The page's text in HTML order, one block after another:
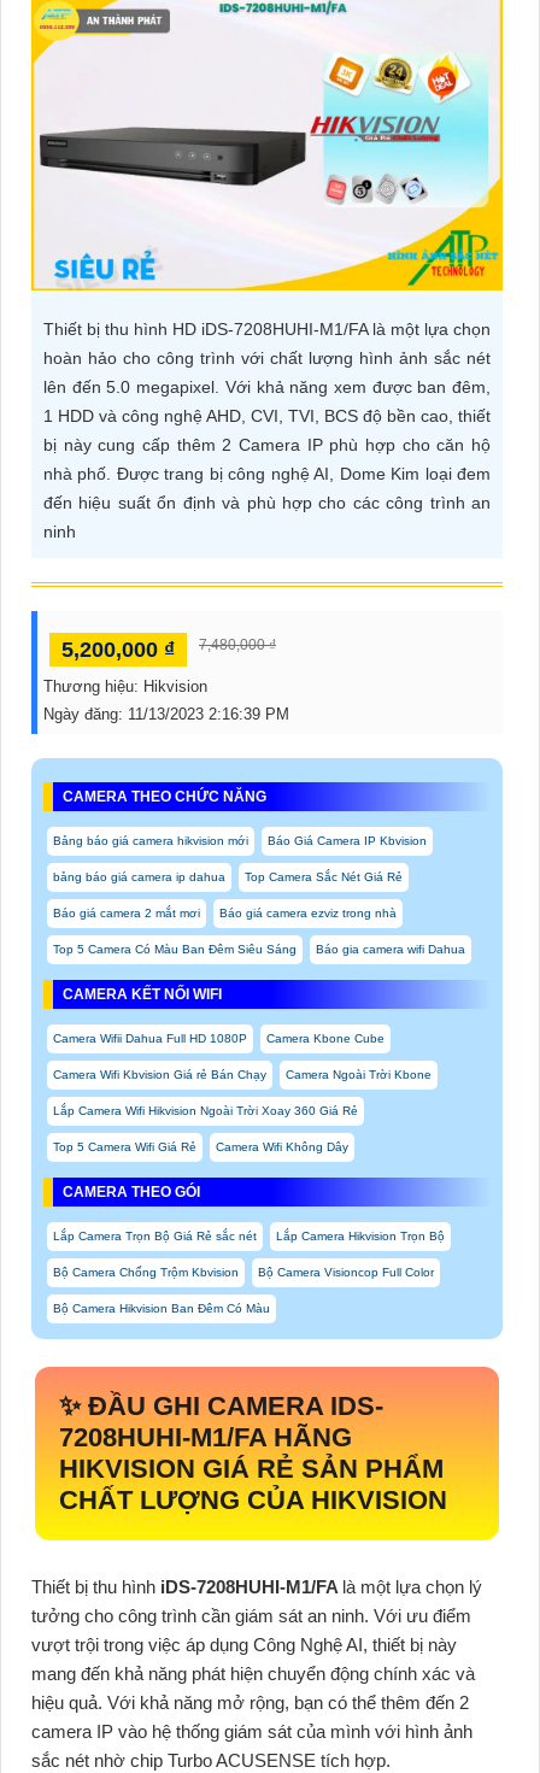
ĐẶT
KIỆN
CAMERA
DỊCH
VỤ
Thiết bị thu hình HD iDS-7208HUHI-M1/FA là một lựa chọn
hoàn hảo cho công trình với chất lượng hình ảnh sắc nét
lên đến 5.0 megapixel. Với khả năng xem được ban đêm,
1 HDD và công nghệ AHD, CVI, TVI, BCS độ bền cao, thiết
bị này cung cấp thêm 2 Camera IP phù hợp cho căn hộ
nhà phố. Được trang bị công nghệ AI, Dome Kim loại đem
đến hiệu suất ổn định và phù hợp cho các công trình an
ninh
5,200,000 ₫ 7,480,000 ₫
Thương hiệu: Hikvision
Ngày đăng: 11/13/2023 2:16:39 PM
CAMERA THEO CHỨC NĂNG
Bảng báo giá camera hikvision mới Báo Giá Camera IP Kbvision
bảng báo giá camera ip dahua Top Camera Sắc Nét Giá Rẻ
Báo giá camera 2 mắt mơi Báo giá camera ezviz trong nhà
Top 5 Camera Có Màu Ban Đêm Siêu Sáng Báo gia camera wifi Dahua
CAMERA KẾT NỐI WIFI
Camera Wifii Dahua Full HD 1080P Camera Kbone Cube
Camera Wifi Kbvision Giá rẻ Bán Chạy Camera Ngoài Trời Kbone
Lắp Camera Wifi Hikvision Ngoài Trời Xoay 360 Giá Rẻ
Top 5 Camera Wifi Giá Rẻ Camera Wifi Không Dây
CAMERA THEO GÓI
Lắp Camera Trọn Bộ Giá Rẻ sắc nét Lắp Camera Hikvision Trọn Bộ
Bộ Camera Chống Trộm Kbvision Bộ Camera Visioncop Full Color
Bộ Camera Hikvision Ban Đêm Có Màu
✨ ĐẦU GHI CAMERA IDS-
7208HUHI-M1/FA HÃNG
HIKVISION GIÁ RẺ SẢN PHẨM
CHẤT LƯỢNG CỦA HIKVISION
Thiết bị thu hình iDS-7208HUHI-M1/FA là một lựa chọn lý
tưởng cho công trình cần giám sát an ninh. Với ưu điểm
vượt trội trong việc áp dụng Công Nghệ AI, thiết bị này
mang đến khả năng phát hiện chuyển động chính xác và
hiệu quả. Với khả năng mở rộng, bạn có thể thêm đến 2
camera IP vào hệ thống giám sát của mình với hình ảnh
sắc nét nhờ chip Turbo ACUSENSE tích hợp.